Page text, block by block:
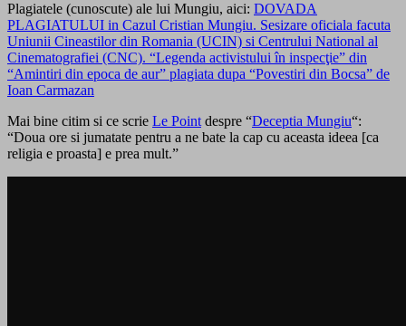
Plagiatele (cunoscute) ale lui Mungiu, aici: DOVADA
PLAGIATULUI in Cazul Cristian Mungiu. Sesizare oficiala facuta
Uniunii Cineastilor din Romania (UCIN) si Centrului National al
Cinematografiei (CNC). “Legenda activistului în inspecţie” din
“Amintiri din epoca de aur” plagiata dupa “Povestiri din Bocsa” de
Ioan Carmazan
Mai bine citim si ce scrie Le Point despre “Deceptia Mungiu“:
“Doua ore si jumatate pentru a ne bate la cap cu aceasta ideea [ca
religia e proasta] e prea mult.”